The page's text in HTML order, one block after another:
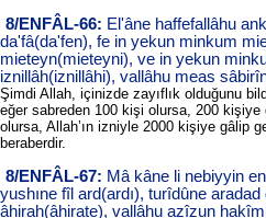
8/ENFÂL-66: El'âne haffefallâhu
da'fâ(da'fen), fe in yekun minkum
mieteyn(mieteyni), ve in yekun
iznillâh(iznillâhi), vallâhu meas
Şimdi Allah, içinizde zayıflık olduğunu
eğer sabreden 100 kişi olursa, 200
olursa, Allah’ın izniyle 2000 kişiye gâlip
beraberdir.
8/ENFÂL-67: Mâ kâne li nebiyyin
yushıne fîl ard(ardı), turîdûne
âhirah(âhirate), vallâhu azîzun